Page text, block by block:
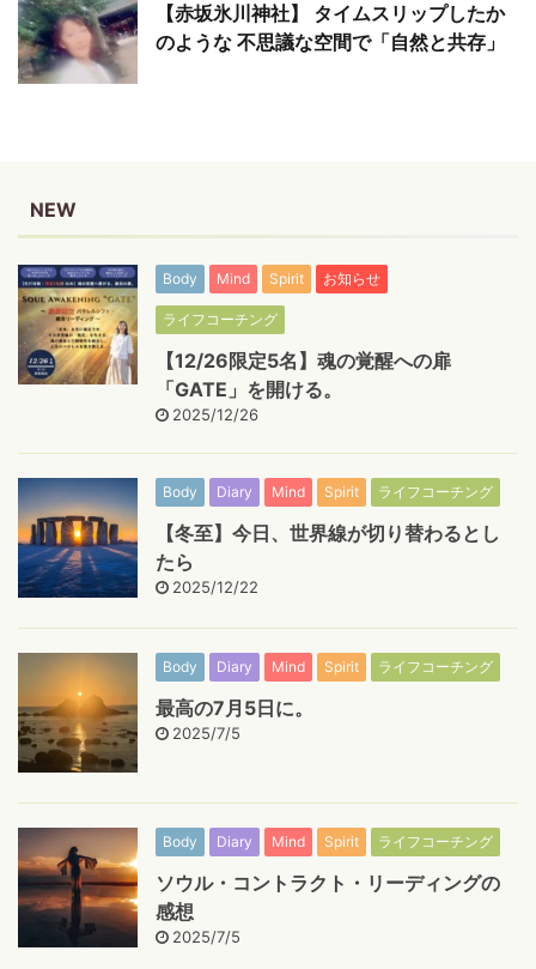
【赤坂氷川神社】 タイムスリップしたか
のような 不思議な空間で「自然と共存」
NEW
Body Mind Spirit お知らせ
ライフコーチング
【12/26限定5名】魂の覚醒への扉
「GATE」を開ける。
2025/12/26
Body Diary Mind Spirit ライフコーチング
【冬至】今日、世界線が切り替わるとし
たら
2025/12/22
Body Diary Mind Spirit ライフコーチング
最高の7月5日に。
2025/7/5
Body Diary Mind Spirit ライフコーチング
ソウル・コントラクト・リーディングの
感想
2025/7/5